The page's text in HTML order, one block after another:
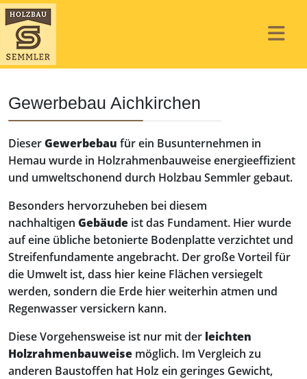
Gewerbebau Aichkirchen
DieserGewerbebau für ein Busunternehmen in
Hemau wurde in Holzrahmenbauweise energieeffizient
und umweltschonend durch Holzbau Semmler gebaut.
Besonders hervorzuheben bei diesem
nachhaltigen Gebäude ist das Fundament. Hier wurde
auf eine übliche betonierte Bodenplatte verzichtet und
Streifenfundamente angebracht. Der große Vorteil für
die Umwelt ist, dass hier keine Flächen versiegelt
werden, sondern die Erde hier weiterhin atmen und
Regenwasser versickern kann.
Diese Vorgehensweise ist nur mit der leichten
Holzrahmenbauweise möglich. Im Vergleich zu
anderen Baustoffen hat Holz ein geringes Gewicht,